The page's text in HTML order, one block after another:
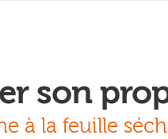
son
à la feuille